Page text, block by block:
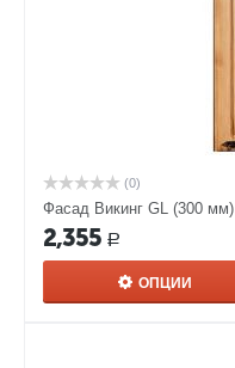
(0)
Фасад Викинг GL (300 мм)
2,355 Р
ОПЦИИ